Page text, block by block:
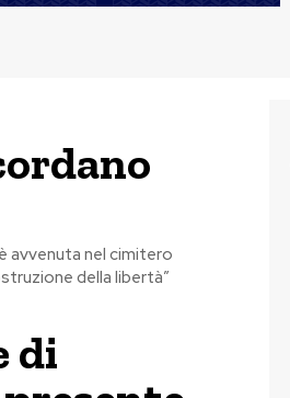
avvenuta nel cimitero
della libertà”
di